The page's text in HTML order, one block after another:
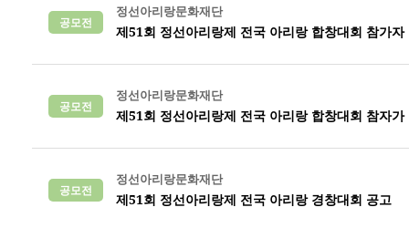
공모전
정선아리랑문화재단
제51회 정선아리랑제 전국 아리랑 합창대회 참가자
공모전
정선아리랑문화재단
제51회 정선아리랑제 전국 아리랑 합창대회 참자가
공모전
정선아리랑문화재단
제51회 정선아리랑제 전국 아리랑 경창대회 공고